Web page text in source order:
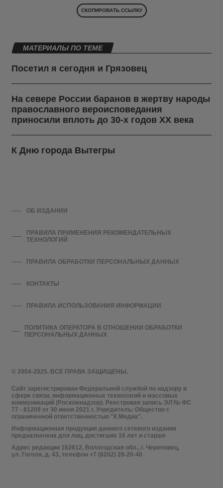
СКОПИРОВАТЬ ССЫЛКУ
МАТЕРИАЛЫ ПО ТЕМЕ
Посетил я сегодня и Грязовец
На севере России баранов в жертву народы
православного вероисповедания
приносили вплоть до 30-х годов ХХ века
К Дню города Вытегры
© 2004-2025. ВСЕ ПРАВА ЗАЩИЩЕНЫ.
Сайт зарегистрирован Федеральной службой по надзору в
сфере связи, информационных технологий и массовых
коммуникаций (Роскомнадзор). Реестровая запись ЭЛ № ФС
77 - 81209 от 30 июня 2021 г. Учредитель: Общество с
ограниченной ответственностью "К Медиа".
Информационная продукция данного сетевого издания
предназначена для лиц, достигших 16 лет и старше
Адрес редакции 162612, Вологодская обл., г. Череповец,
ул. Гоголя, д. 43, телефон +7 (8202) 28-20-40
ОБ ИЗДАНИИ
ПРАВИЛА ПРИМЕНЕНИЯ РЕКОМЕНДАТЕЛЬНЫХ
ТЕХНОЛОГИЙ
ПРАВИЛА ОБРАБОТКИ ПЕРСОНАЛЬНЫХ ДАННЫХ
КОНТАКТЫ
ПРАВИЛА ИСПОЛЬЗОВАНИЯ ИНФОРМАЦИИ
ПОЛИТИКА ОПЕРАТОРА В ОТНОШЕНИИ ОБРАБОТКИ
ПЕРСОНАЛЬНЫХ ДАННЫХ